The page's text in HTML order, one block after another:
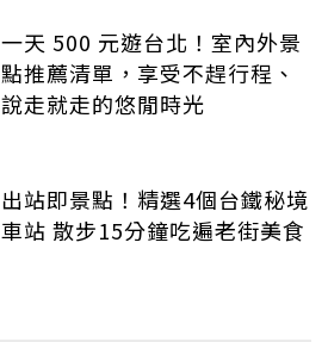
一天 500 元遊台北！室內外景
點推薦清單，享受不趕行程、
說走就走的悠閒時光
出站即景點！精選4個台鐵秘境
車站 散步15分鐘吃遍老街美食